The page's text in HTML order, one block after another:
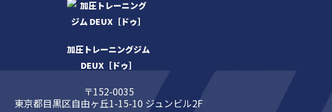
加圧トレーニングジム
DEUX［ドゥ］
〒152-0035
東京都目黒区自由ヶ丘1-15-10 ジュンビル2F